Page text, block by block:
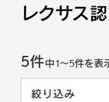
レクサス
5件中1～5件を表
絞り込み